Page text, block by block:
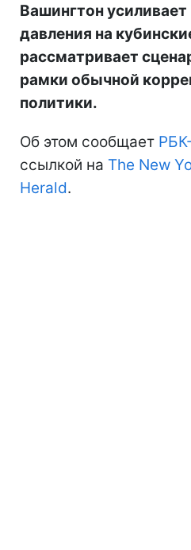
Вашингтон
давления на
рассматривает
рамки обычной
политики.
Об этом сообщает
ссылкой на The New
Herald.